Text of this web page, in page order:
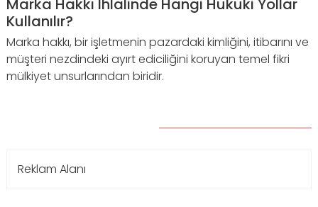
Marka Hakkı İhlalinde Hangi Hukuki Yollar
Kullanılır?
Marka hakkı, bir işletmenin pazardaki kimliğini, itibarını ve
müşteri nezdindeki ayırt ediciliğini koruyan temel fikri
mülkiyet unsurlarından biridir.
Reklam Alanı